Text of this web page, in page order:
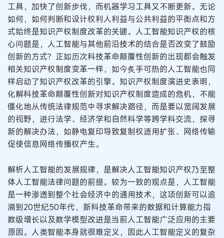
工具，加快了创新步伐，而机器学习工具又不断更新。无论
如何，如何判断和设计权利人利益与公共利益的平衡点和方
式始终是知识产权制度改革的关键。人工智能知识产权的核
心问题是，人工智能与其他前沿技术的结合是否改变了鼓励
创新的方式？正如历次科技革命颠覆性创新的出现都会触发
相关知识产权制度变革一样，如今炙手可热的人工智能也同
样启动了知识产权改革的引擎。知识产权制度演进史表明，
化解科技革命颠覆性创新对知识产权制度造成的危机，不能
僵化地从传统法律规范中寻求解决路径，而是要以宽阔发展
的视野，进行法学、经济学和自然科学等跨学科交流，探寻
新的解决办法，如静电复印导致复制权适用扩张、网络传输
促使信息网络传播权产生。
解析人工智能的发展规律，是解决人工智能知识产权乃至整
体人工智能法律问题的前提。较为一致的观点是，人工智能
是一种渗透到整个社会经济中的通用技术，这项创新可以追
溯到20世纪50年代，新科技革命带来的数据和计算能力指
数级增长以及数学模型改进是当前人工智能广泛应用的主要
原因。人类智能本身就很难定义，因此人工智能定义的复杂